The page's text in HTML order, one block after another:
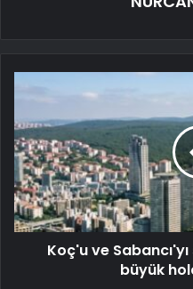
Koç'u ve
büyük